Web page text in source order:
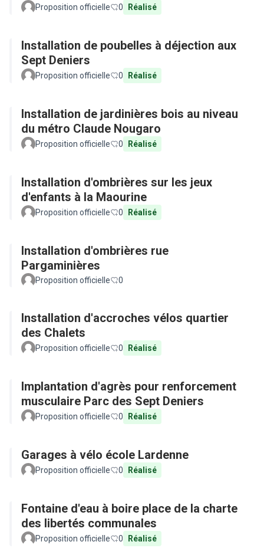
Proposition officielle 0 Réalisé
Installation de poubelles à déjection aux
Sept Deniers
Proposition officielle 0 Réalisé
Installation de jardinières bois au niveau
du métro Claude Nougaro
Proposition officielle 0 Réalisé
Installation d'ombrières sur les jeux
d'enfants à la Maourine
Proposition officielle 0 Réalisé
Installation d'ombrières rue
Pargaminières
Proposition officielle 0
Installation d'accroches vélos quartier
des Chalets
Proposition officielle 0 Réalisé
Implantation d'agrès pour renforcement
musculaire Parc des Sept Deniers
Proposition officielle 0 Réalisé
Garages à vélo école Lardenne
Proposition officielle 0 Réalisé
Fontaine d'eau à boire place de la charte
des libertés communales
Proposition officielle 0 Réalisé